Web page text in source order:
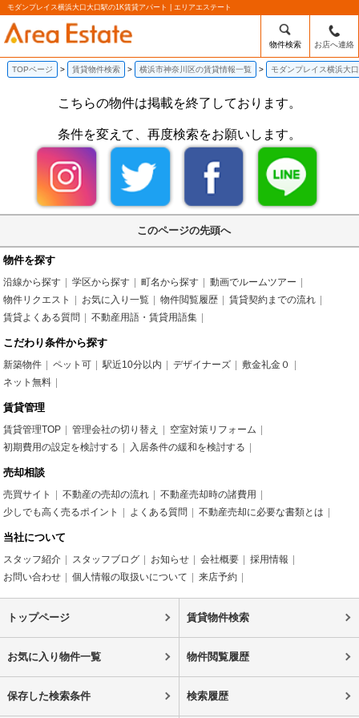
モダンプレイス横浜大口大口駅の1K賃貸アパート | エリアエステート
物件検索 お店へ連絡
TOPページ 賃貸物件検索 横浜市神奈川区の賃貸情報一覧 モダンプレイス横浜大
こちらの物件は掲載を終了しております。
条件を変えて、再度検索をお願いします。
このページの先頭へ
物件を探す
沿線から探す 学区から探す 町名から探す
動画でルームツアー
物件リクエスト
お気に入り一覧 物件閲覧履歴
賃貸契約までの流れ
賃貸よくある質問
不動産用語・賃貸用語集
こだわり条件から探す
新築物件 ペット可 駅近10分以内 デザイナーズ
敷金礼金０
ネット無料
賃貸管理
賃貸管理TOP 管理会社の切り替え
空室対策リフォーム
初期費用の設定を検討する
入居条件の緩和を検討する
売却相談
売買サイト 不動産の売却の流れ
不動産売却時の諸費用
少しでも高く売るポイント
よくある質問 不動産売却に必要な書類とは
当社について
スタッフ紹介 スタッフブログ お知らせ 会社概要
採用情報
お問い合わせ
個人情報の取扱いについて 来店予約
トップページ 賃貸物件検索
お気に入り物件一覧 物件閲覧履歴
保存した検索条件 検索履歴